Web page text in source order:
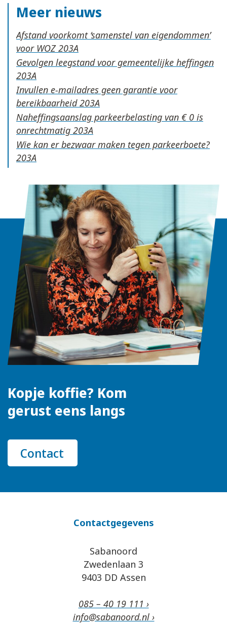
Meer nieuws
Afstand voorkomt ‘samenstel van eigendommen’
voor WOZ
Gevolgen leegstand voor gemeentelijke heffingen
Invullen e-mailadres geen garantie voor
bereikbaarheid
Naheffingsaanslag parkeerbelasting van € 0 is
onrechtmatig
Wie kan er bezwaar maken tegen parkeerboete?
Kopje koffie? Kom
gerust eens langs
Contact
Contactgegevens
Sabanoord
Zwedenlaan 3
9403 DD Assen
085 – 40 19 111 ›
info@sabanoord.nl ›